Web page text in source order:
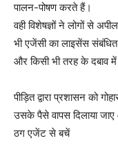
पालन-पोषण करते हैं।
वही विशेषज्ञों ने लोगों से
भी एजेंसी का लाइसेंस
और किसी भी तरह के दबाव
पीड़ित द्वारा प्रशासन को
उसके पैसे वापस दिलाया
ठग एजेंट से बचें